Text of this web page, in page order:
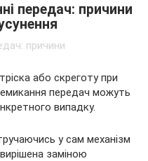
передач: причини
або скреготу при
передач можуть
випадку.
у сам механізм
заміною